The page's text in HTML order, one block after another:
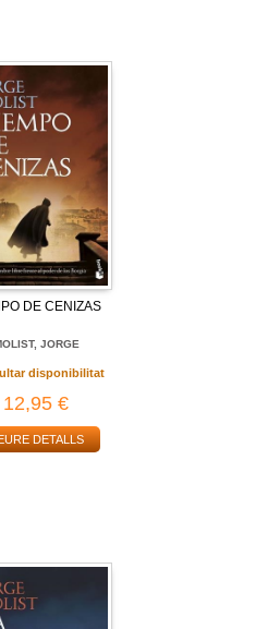
DE CENIZAS
JORGE
disponibilitat
12,95 €
DETALLS